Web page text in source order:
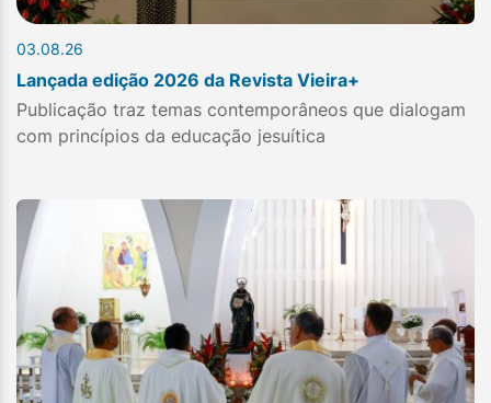
03.08.26
Lançada edição 2026 da Revista Vieira+
Publicação traz temas contemporâneos que dialogam
com princípios da educação jesuítica